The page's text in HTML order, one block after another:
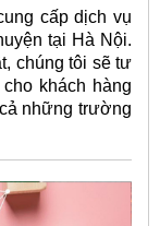
cấp dịch vụ
tại Hà Nội.
chúng tôi sẽ tư
khách hàng
những trường